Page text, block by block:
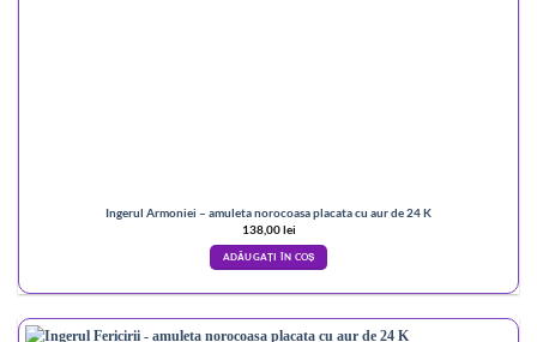
Ingerul Armoniei – amuleta norocoasa placata cu aur de 24 K
138,00lei
ADĂUGAȚI ÎN COȘ